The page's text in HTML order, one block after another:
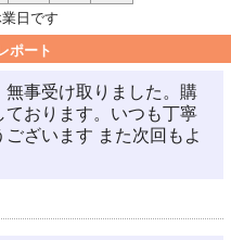
日です
ポート
事受け取りました。購
ております。いつも丁寧
ざいます また次回もよ